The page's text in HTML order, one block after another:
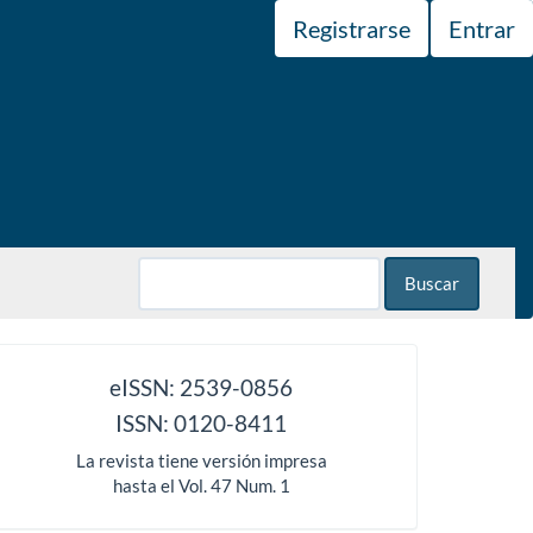
Registrarse Entrar
Buscar
eISSN: 2539-0856
ISSN: 0120-8411
La revista tiene versión impresa
hasta el Vol. 47 Num. 1